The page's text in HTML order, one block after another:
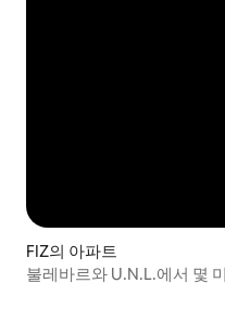
FIZ의 아파트
불레바르와 U.N.L.에서 몇